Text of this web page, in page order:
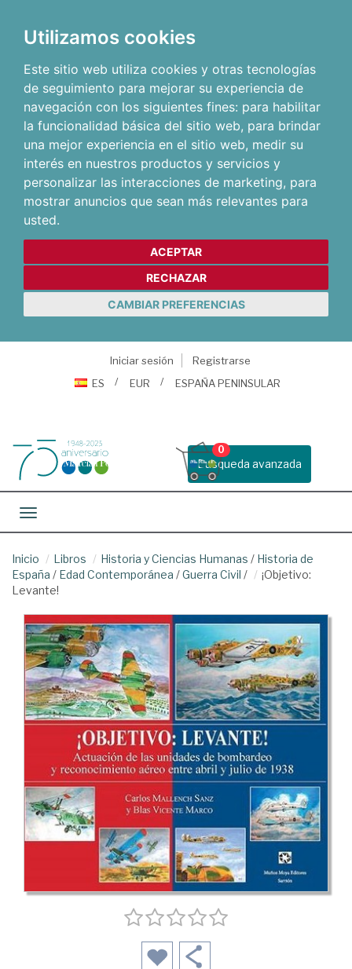
Utilizamos cookies
Este sitio web utiliza cookies y otras tecnologías
de seguimiento para mejorar su experiencia de
navegación con los siguientes fines: para habilitar
la funcionalidad básica del sitio web, para brindar
una mejor experiencia en el sitio web, medir su
interés en nuestros productos y servicios y
personalizar las interacciones de marketing, para
mostrar anuncios que sean más relevantes para
usted.
ACEPTAR
RECHAZAR
CAMBIAR PREFERENCIAS
Iniciar sesión
Registrarse
ES
EUR ESPAÑA PENINSULAR
Busqueda avanzada
0
Toggle navigation
Inicio Libros Historia y Ciencias Humanas / Historia de
España / Edad Contemporánea /Guerra Civil /
¡Objetivo:
Levante!